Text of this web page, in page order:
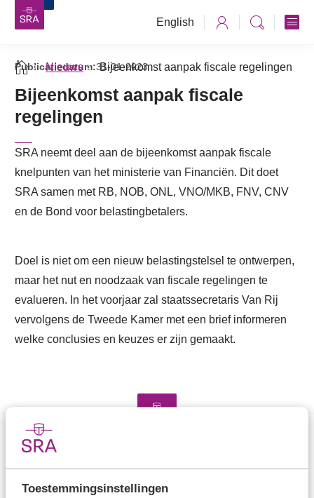
Toestemmingsinstellingen
English
Nieuws Bijeenkomst aanpak fiscale regelingen
Publicatiedatum:31-01-2023
Bijeenkomst aanpak fiscale
regelingen
SRA neemt deel aan de bijeenkomst aanpak fiscale
knelpunten van het ministerie van Financiën. Dit doet
SRA samen met RB, NOB, ONL, VNO/MKB, FNV, CNV
en de Bond voor belastingbetalers.
Doel is niet om een nieuw belastingstelsel te ontwerpen,
maar het nut en noodzaak van fiscale regelingen te
evalueren. In het voorjaar zal staatssecretaris Van Rij
vervolgens de Tweede Kamer met een brief informeren
welke conclusies en keuzes er zijn gemaakt.
Direct naar
Stel je vaktechnische vraag